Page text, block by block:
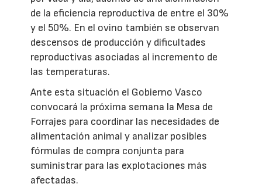
de la eficiencia reproductiva de entre el 30%
y el 50%. En el ovino también se observan
descensos de producción y dificultades
reproductivas asociadas al incremento de
las temperaturas.
Ante esta situación el Gobierno Vasco
convocará la próxima semana la Mesa de
Forrajes para coordinar las necesidades de
alimentación animal y analizar posibles
fórmulas de compra conjunta para
suministrar para las explotaciones más
afectadas.